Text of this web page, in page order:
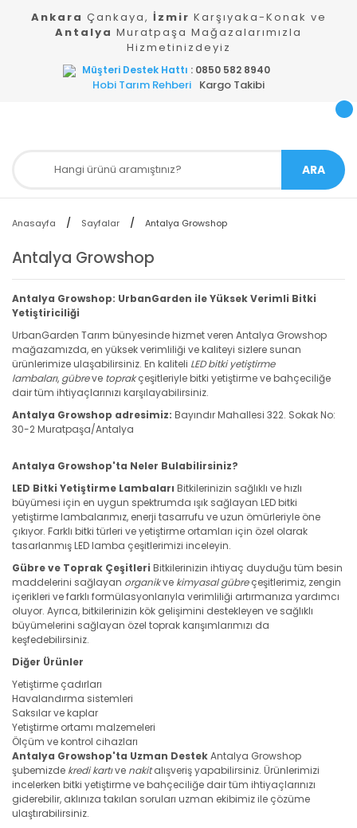
Ankara Çankaya, İzmir Karşıyaka-Konak ve
Antalya Muratpaşa Mağazalarımızla
Hizmetinizdeyiz
Müşteri Destek Hattı : 0850 582 8940
Hobi Tarım Rehberi Kargo Takibi
ARA
Anasayfa Sayfalar Antalya Growshop
Antalya Growshop
Antalya Growshop: UrbanGarden ile Yüksek Verimli Bitki
Yetiştiriciliği
UrbanGarden Tarım bünyesinde hizmet veren Antalya Growshop
mağazamızda, en yüksek verimliliği ve kaliteyi sizlere sunan
ürünlerimize ulaşabilirsiniz. En kaliteli LED bitki yetiştirme
lambaları, gübreve toprakçeşitleriyle bitki yetiştirme ve bahçeciliğe
dair tüm ihtiyaçlarınızı karşılayabilirsiniz.
Antalya Growshop adresimiz: Bayındır Mahallesi 322. Sokak No:
30-2 Muratpaşa/Antalya
Antalya Growshop'ta Neler Bulabilirsiniz?
LED Bitki Yetiştirme Lambaları Bitkilerinizin sağlıklı ve hızlı
büyümesi için en uygun spektrumda ışık sağlayan LED bitki
yetiştirme lambalarımız, enerji tasarrufu ve uzun ömürleriyle öne
çıkıyor. Farklı bitki türleri ve yetiştirme ortamları için özel olarak
tasarlanmış LED lamba çeşitlerimizi inceleyin.
Gübre ve Toprak Çeşitleri Bitkilerinizin ihtiyaç duyduğu tüm besin
maddelerini sağlayan organikve kimyasal gübreçeşitlerimiz, zengin
içerikleri ve farklı formülasyonlarıyla verimliliği artırmanıza yardımcı
oluyor. Ayrıca, bitkilerinizin kök gelişimini destekleyen ve sağlıklı
büyümelerini sağlayan özel toprak karışımlarımızı da
keşfedebilirsiniz.
Diğer Ürünler
Yetiştirme çadırları
Havalandırma sistemleri
Saksılar ve kaplar
Yetiştirme ortamı malzemeleri
Ölçüm ve kontrol cihazları
Antalya Growshop'ta Uzman DestekAntalya Growshop
şubemizde kredi kartıve nakitalışveriş yapabilirsiniz. Ürünlerimizi
incelerken bitki yetiştirme ve bahçeciliğe dair tüm ihtiyaçlarınızı
giderebilir, aklınıza takılan soruları uzman ekibimiz ile çözüme
ulaştırabilirsiniz.